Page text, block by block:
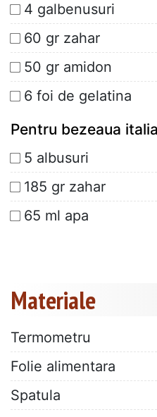
4 galbenusuri
60 gr zahar
50 gr amidon
6 foi de gelatina
Pentru bezeaua
5 albusuri
185 gr zahar
65 ml apa
Materiale
Termometru
Folie alimentara
Spatula